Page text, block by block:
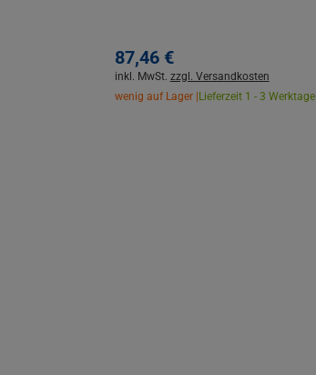
87,46 €
inkl. MwSt. zzgl. Versandkosten
wenig auf Lager | Lieferzeit 1 - 3 Werktage